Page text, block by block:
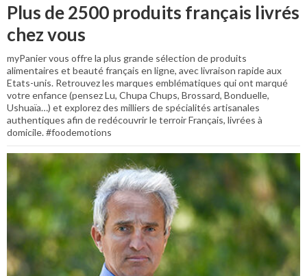
Plus de 2500 produits français livrés
chez vous
myPanier vous offre la plus grande sélection de produits
alimentaires et beauté français en ligne, avec livraison rapide aux
Etats-unis. Retrouvez les marques emblématiques qui ont marqué
votre enfance (pensez Lu, Chupa Chups, Brossard, Bonduelle,
Ushuaïa…) et explorez des milliers de spécialités artisanales
authentiques afin de redécouvrir le terroir Français, livrées à
domicile. #foodemotions